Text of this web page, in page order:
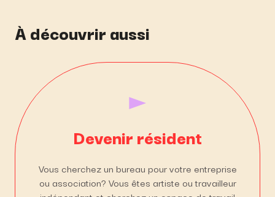
À découvrir aussi
Devenir résident
Vous cherchez un bureau pour votre entreprise
ou association? Vous êtes artiste ou travailleur